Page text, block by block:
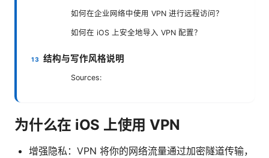
如何在企业网络中使用 VPN 进行远程访问？
如何在 iOS 上安全地导入 VPN 配置？
结构与写作风格说明
Sources:
为什么在 iOS 上使用 VPN
增强隐私：VPN 将你的网络流量通过加密隧道传输，